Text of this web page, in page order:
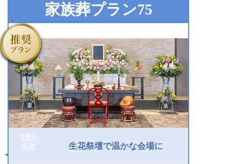
家族葬プラン75
15名
程度
生花祭壇で温かな会場に